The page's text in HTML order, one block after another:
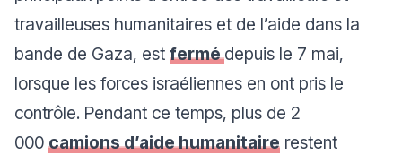
travailleuses humanitaires et de l’aide dans la
bande de Gaza, est fermédepuis le 7 mai,
lorsque les forces israéliennes en ont pris le
contrôle. Pendant ce temps, plus de 2
000 camions d’aide humanitaire restent